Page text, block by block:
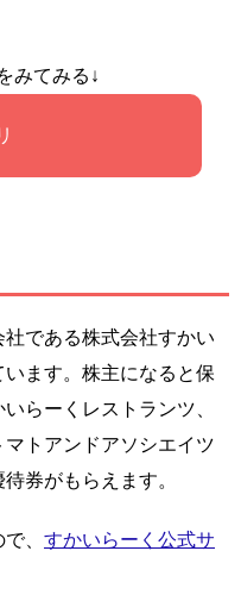
みてみる↓
である株式会社すかい
ます。株主になると保
らーくレストランツ、
トアンドアソシエイツ
券がもらえます。
、 すかいらーく公式サ